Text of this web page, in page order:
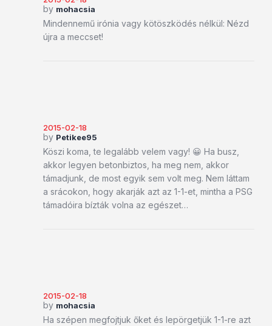
by mohacsia
Mindennemű irónia vagy kötöszködés nélkül: Nézd
újra a meccset!
2015-02-18
by Petikee95
Köszi koma, te legalább velem vagy! 😀 Ha busz,
akkor legyen betonbiztos, ha meg nem, akkor
támadjunk, de most egyik sem volt meg. Nem láttam
a srácokon, hogy akarják azt az 1-1-et, mintha a PSG
támadóira bízták volna az egészet…
2015-02-18
by mohacsia
Ha szépen megfojtjuk őket és lepörgetjük 1-1-re azt